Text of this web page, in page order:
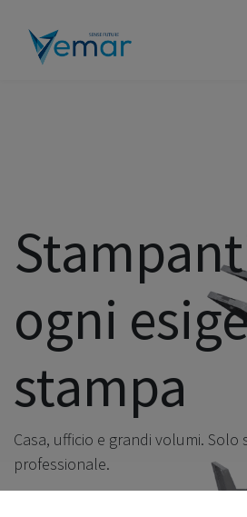
ogni
stampa
Casa, ufficio e grandi volumi. Solo
professionale.